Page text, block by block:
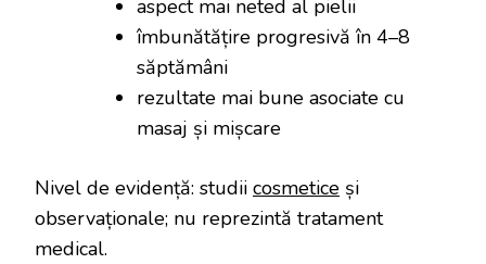
aspect mai neted al pielii
îmbunătățire progresivă în 4–8
săptămâni
rezultate mai bune asociate cu
masaj și mișcare
Nivel de evidență: studii cosmetice și
observaționale; nu reprezintă tratament
medical.